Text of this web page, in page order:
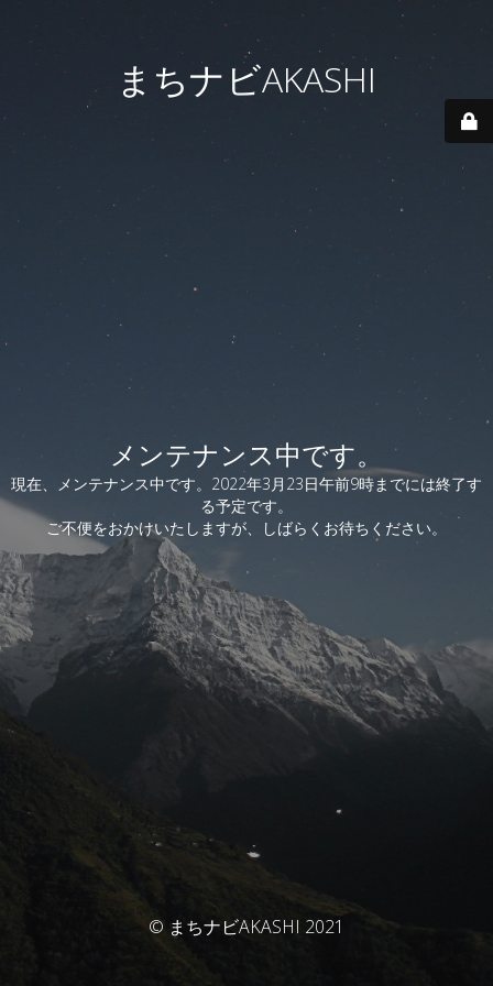
まちナビAKASHI
メンテナンス中です。
現在、メンテナンス中です。2022年3月23日午前9時までには終了す
る予定です。
ご不便をおかけいたしますが、しばらくお待ちください。
© まちナビAKASHI 2021